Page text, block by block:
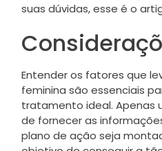
suas dúvidas, esse é o
Entender os fatores que
feminina são essenciais
tratamento ideal. Apenas
de fornecer as
plano de ação seja